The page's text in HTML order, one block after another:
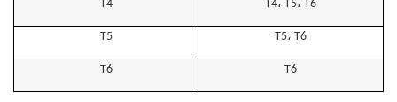
T4 T4، T5، T6
T5 T5، T6
T6 T6